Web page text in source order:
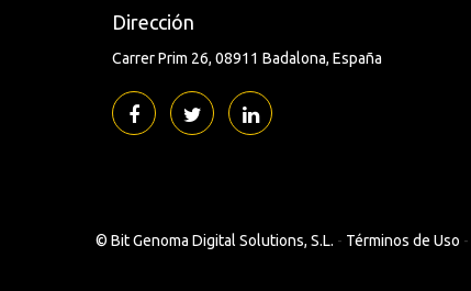
Dirección
Carrer Prim 26 08911 Badalona España
© Bit Genoma Digital Solutions, S.L. - Términos de Uso -